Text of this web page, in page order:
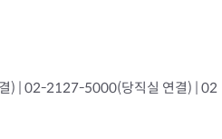
) | 02-2127-5000(당직실 연결) | 02